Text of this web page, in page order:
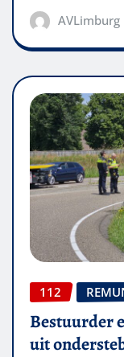
AVLimburg
112
Bestuurder
uit